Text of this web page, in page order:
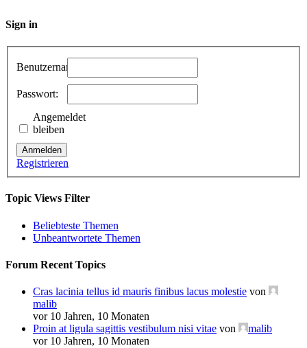
Sign in
Benutzername:
Passwort:
Angemeldet
bleiben
Anmelden
Registrieren
Topic Views Filter
Beliebteste Themen
Unbeantwortete Themen
Forum Recent Topics
Cras lacinia tellus id mauris finibus lacus molestie von
malib
vor 10 Jahren, 10 Monaten
Proin at ligula sagittis vestibulum nisi vitae von
malib
vor 10 Jahren, 10 Monaten